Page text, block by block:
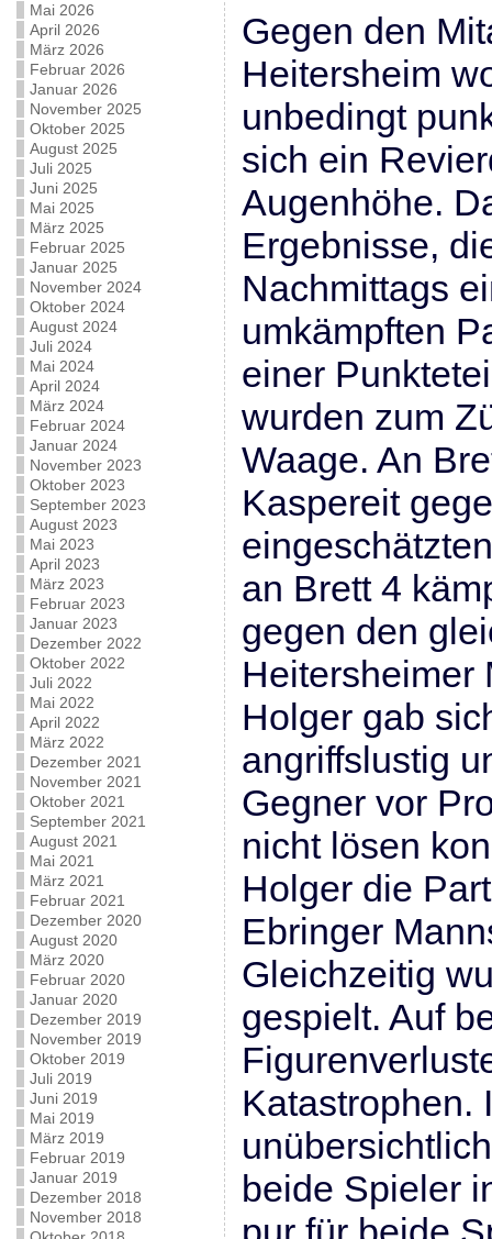
Mai 2026
April 2026
März 2026
Februar 2026
Januar 2026
November 2025
Oktober 2025
August 2025
Juli 2025
Juni 2025
Mai 2025
März 2025
Februar 2025
Januar 2025
November 2024
Oktober 2024
August 2024
Juli 2024
Mai 2024
April 2024
März 2024
Februar 2024
Januar 2024
November 2023
Oktober 2023
September 2023
August 2023
Mai 2023
April 2023
März 2023
Februar 2023
Januar 2023
Dezember 2022
Oktober 2022
Juli 2022
Mai 2022
April 2022
März 2022
Dezember 2021
November 2021
Oktober 2021
September 2021
August 2021
Mai 2021
März 2021
Februar 2021
Dezember 2020
August 2020
März 2020
Februar 2020
Januar 2020
Dezember 2019
November 2019
Oktober 2019
Juli 2019
Juni 2019
Mai 2019
März 2019
Februar 2019
Januar 2019
Dezember 2018
November 2018
Gegen den
Heitersheim
unbedingt
sich ein
Augenhöhe.
Ergebnisse,
Nachmittags
umkämpften
einer
wurden zum
Waage. An
Kaspereit
an Brett 4
gegen den
Heitersheimer
Holger gab
angriffslustig
Gegner vor
nicht lösen
Holger die
Ebringer
Gleichzeitig
gespielt. Auf
Katastrophen.
beide Spieler